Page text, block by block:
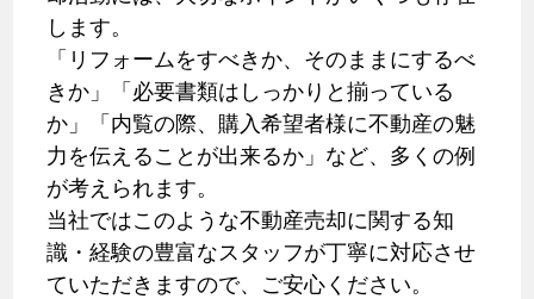
します。
「リフォームをすべきか、そのままにするべ
きか」「必要書類はしっかりと揃っている
か」「内覧の際、購入希望者様に不動産の魅
力を伝えることが出来るか」など、多くの例
が考えられます。
当社ではこのような不動産売却に関する知
識・経験の豊富なスタッフが丁寧に対応させ
ていただきますので、ご安心ください。